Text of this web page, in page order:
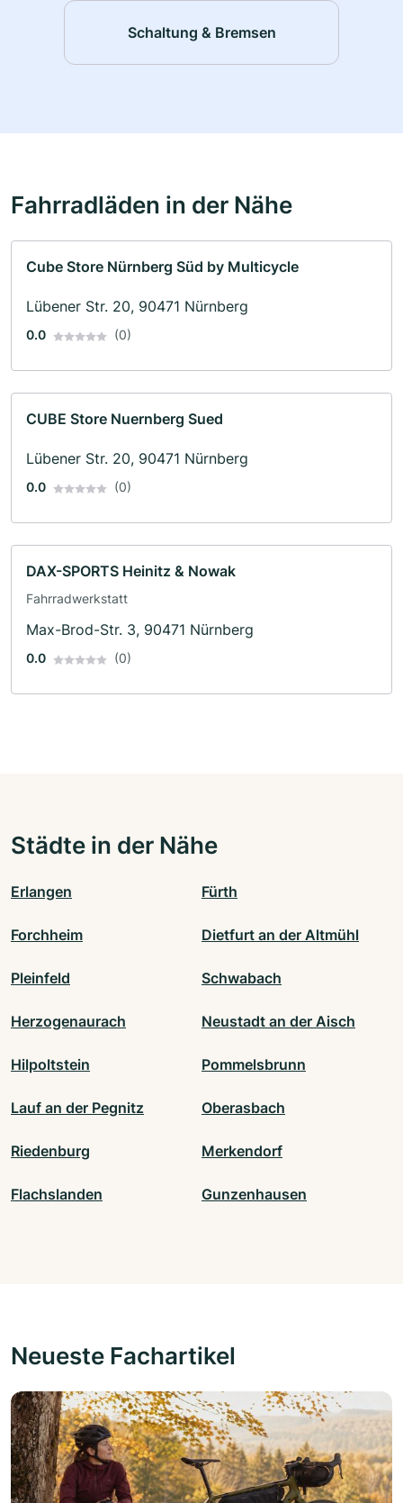
Schaltung & Bremsen
Fahrradläden in der Nähe
Cube Store Nürnberg Süd by Multicycle
Lübener Str. 20, 90471 Nürnberg
0.0 (0)
CUBE Store Nuernberg Sued
Lübener Str. 20, 90471 Nürnberg
0.0 (0)
DAX-SPORTS Heinitz & Nowak
Fahrradwerkstatt
Max-Brod-Str. 3, 90471 Nürnberg
0.0 (0)
Städte in der Nähe
Erlangen Fürth
Forchheim Dietfurt an der Altmühl
Pleinfeld Schwabach
Herzogenaurach Neustadt an der Aisch
Hilpoltstein Pommelsbrunn
Lauf an der Pegnitz Oberasbach
Riedenburg Merkendorf
Flachslanden Gunzenhausen
Neueste Fachartikel